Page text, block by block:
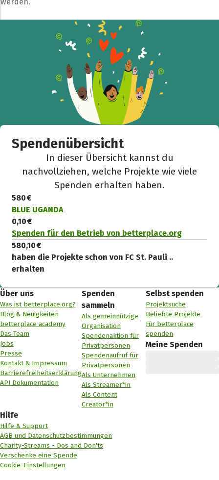
Spendenübersicht
In dieser Übersicht kannst du
nachvollziehen, welche Projekte wie viele
Spenden erhalten haben.
580 €
BLUE UGANDA
0,10 €
Spenden für den Betrieb von betterplace.org
580,10 €
haben die Projekte schon von FC St. Pauli ..
erhalten
Über uns
Was ist betterplace.org?
Blog & Neuigkeiten
betterplace academy
Das Team
Jobs
Presse
Kontakt & Impressum
Barrierefreiheitserklärung
API Dokumentation
Spenden
sammeln
Als gemeinnützige
Organisation
Spendenaktion für
Privatpersonen
Spendenaufruf für
Privatpersonen
Als Unternehmen
Als Streamer*in
Als Content
Creator*in
Selbst spenden
Projektsuche
Beliebte Projekte
Für betterplace
spenden
Meine Spenden
Hilfe
Hilfe & Support
AGB und Datenschutzbestimmungen
Charity-Streams - Dos and Don'ts
Verschenke eine Spende
Cookie-Einstellungen